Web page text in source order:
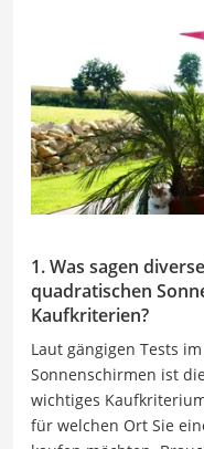
1. Was sagen
quadratischen
Kaufkriterien?
Laut gängigen Tests
Sonnenschirmen ist
wichtiges
für welchen Ort Sie